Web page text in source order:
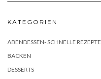
KATEGORIEN
ABENDESSEN- SCHNELLE REZEPTE
BACKEN
DESSERTS